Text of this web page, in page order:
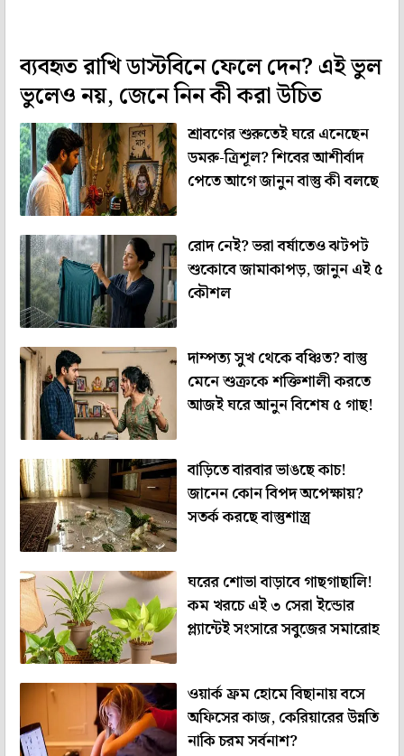
ব্যবহৃত রাখি ডাস্টবিনে ফেলে দেন? এই ভুল
ভুলেও নয়, জেনে নিন কী করা উচিত
শ্রাবণের শুরুতেই ঘরে এনেছেন
ডমরু-ত্রিশূল? শিবের আশীর্বাদ
পেতে আগে জানুন বাস্তু কী বলছে
রোদ নেই? ভরা বর্ষাতেও ঝটপট
শুকোবে জামাকাপড়, জানুন এই ৫
কৌশল
দাম্পত্য সুখ থেকে বঞ্চিত? বাস্তু
মেনে শুক্রকে শক্তিশালী করতে
আজই ঘরে আনুন বিশেষ ৫ গাছ!
বাড়িতে বারবার ভাঙছে কাচ!
জানেন কোন বিপদ অপেক্ষায়?
সতর্ক করছে বাস্তুশাস্ত্র
ঘরের শোভা বাড়াবে গাছগাছালি!
কম খরচে এই ৩ সেরা ইন্ডোর
প্ল্যান্টেই সংসারে সবুজের সমারোহ
ওয়ার্ক ফ্রম হোমে বিছানায় বসে
অফিসের কাজ, কেরিয়ারের উন্নতি
নাকি চরম সর্বনাশ?